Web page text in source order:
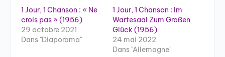
1 Jour, 1 Chanson : « Ne
crois pas » (1956)
29 octobre 2021
Dans "Diaporama"
1 Jour, 1 Chanson : Im
Wartesaal Zum Großen
Glück (1956)
24 mai 2022
Dans "Allemagne"